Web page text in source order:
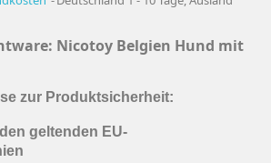
Nicotoy Belgien Hund mit
zur Produktsicherheit:
geltenden EU-